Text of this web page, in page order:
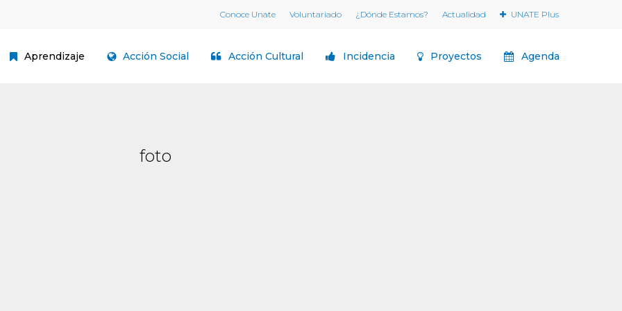
Conoce Unate Voluntariado ¿Dónde Estamos? Actualidad UNATE Plus
Aprendizaje Acción Social Acción Cultural Incidencia Proyectos Agenda
foto